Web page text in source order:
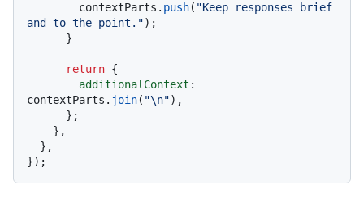
        contextParts.
push( "Keep responses brief
and to the point.");
return {
additionalContext :
contextParts. join( "\n"),